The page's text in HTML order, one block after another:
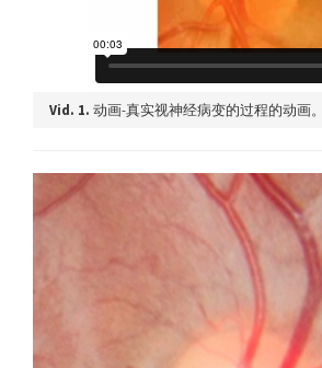
Vid. 1. 动画-真实视神经病变的过程的动画。